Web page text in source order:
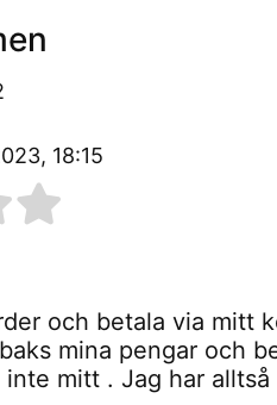
18:15
och betala via mitt
mina pengar och
mitt . Jag har